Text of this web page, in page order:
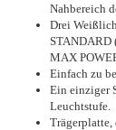
Nahbereich
Drei
STANDARD
MAX
Einfach zu
Ein einziger
Leuchtstufe.
Trägerplatte,